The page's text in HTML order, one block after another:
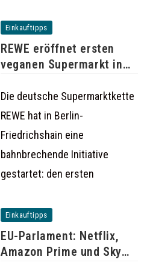
Einkauftipps
REWE eröffnet ersten
veganen Supermarkt in
Die deutsche Supermarktkette
REWE hat in Berlin-
Friedrichshain eine
bahnbrechende Initiative
gestartet: den ersten
Einkauftipps
EU-Parlament: Netflix,
Amazon Prime und Sky